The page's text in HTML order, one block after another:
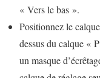
« Vers le bas ».
Positionnez le
dessus du calque «
un masque